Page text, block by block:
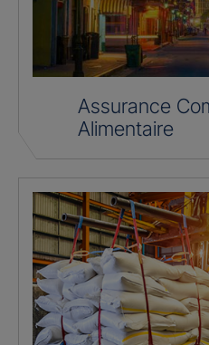
Assurance
Alimentaire